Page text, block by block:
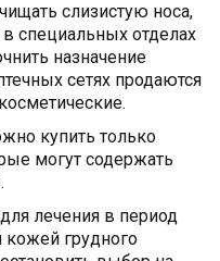
слизистую носа,
специальных отделах
назначение
сетях продаются
купить только
могут содержать
лечения в период
грудного